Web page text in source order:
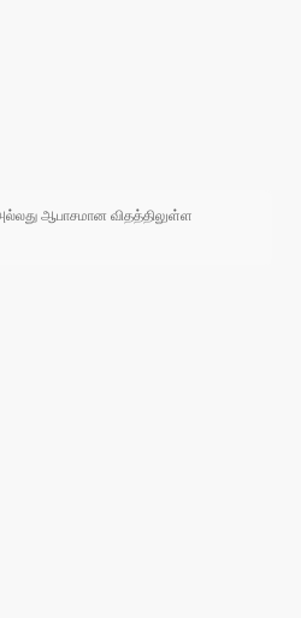
ஆபாசமான விதத்திலுள்ள